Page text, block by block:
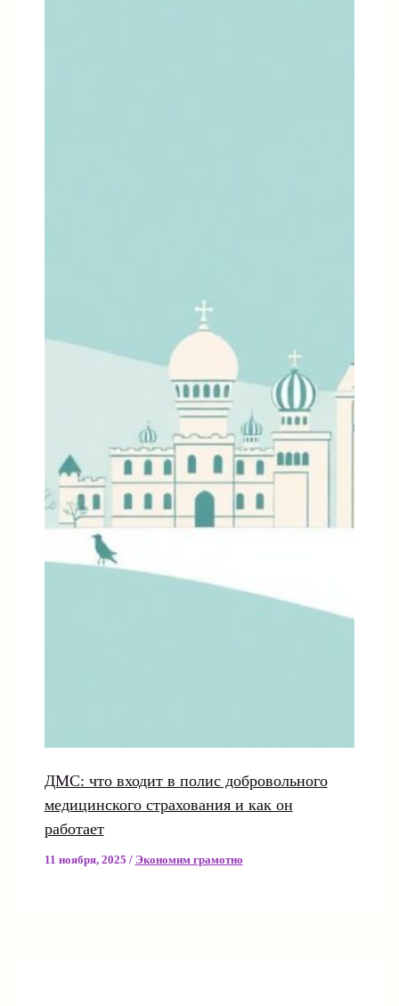
ДМС: что входит в полис добровольного
медицинского страхования и как он
работает
11 ноября, 2025 / Экономим грамотно